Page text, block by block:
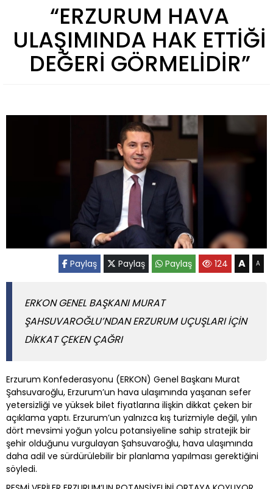
“ERZURUM HAVA
ULAŞIMINDA HAK ETTİĞİ
DEĞERİ GÖRMELİDİR”
Paylaş Paylaş Paylaş 124 A A
ERKON GENEL BAŞKANI MURAT
ŞAHSUVAROĞLU’NDAN ERZURUM UÇUŞLARI İÇİN
DİKKAT ÇEKEN ÇAĞRI
Erzurum Konfederasyonu (ERKON) Genel Başkanı Murat
Şahsuvaroğlu, Erzurum’un hava ulaşımında yaşanan sefer
yetersizliği ve yüksek bilet fiyatlarına ilişkin dikkat çeken bir
açıklama yaptı. Erzurum’un yalnızca kış turizmiyle değil, yılın
dört mevsimi yoğun yolcu potansiyeline sahip stratejik bir
şehir olduğunu vurgulayan Şahsuvaroğlu, hava ulaşımında
daha adil ve sürdürülebilir bir planlama yapılması gerektiğini
söyledi.